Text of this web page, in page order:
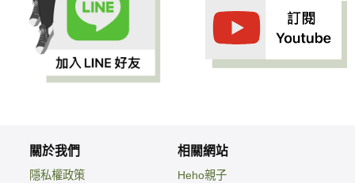
關於我們
隱私權政策
相關網站
Heho親子